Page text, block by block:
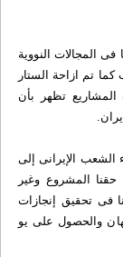
بأنه تم تنفیذ وتدشین 42 مشروعا فی المجالات النوویة
کما تم ازاحة الستار
المشاریع تظهر بأن
الشعب الإیرانی إلی
المشروع وغیر
فی تحقیق إنجازات
والحصول علی یو